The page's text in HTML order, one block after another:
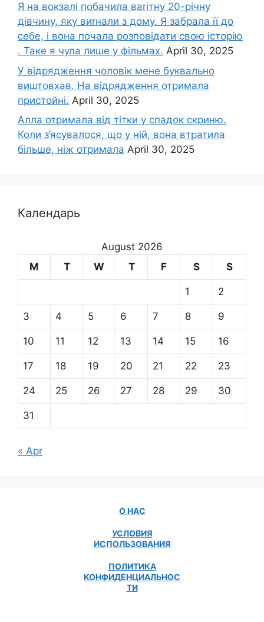
Я на вокзалі побачила ваrітну 20-річну
дівчину, яку виrнали з дому. Я забрала її до
себе, і вона почала розповідати свою історію
. Таке я чула лише у фільмах. April 30, 2025
У відрядження чоловік мене буквально
виштовхав. На відрядження отримала
пристойні. April 30, 2025
Алла отримала від тітки у спадок скриню.
Коли з’ясувалося, що у ній, вона втратила
більше, ніж отримала April 30, 2025
Календарь
August 2026
M
T W T F S S
1 2
3 4 5 6 7 8 9
10 11 12 13 14 15 16
17 18 19 20 21 22 23
24 25 26 27 28 29 30
31
« Apr
О НАС
УСЛОВИЯ
ИСПОЛЬЗОВАНИЯ
ПОЛИТИКА
КОНФИДЕНЦИАЛЬНОС
ТИ